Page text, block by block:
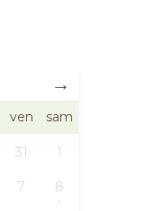
ven sam
31 1
7 8